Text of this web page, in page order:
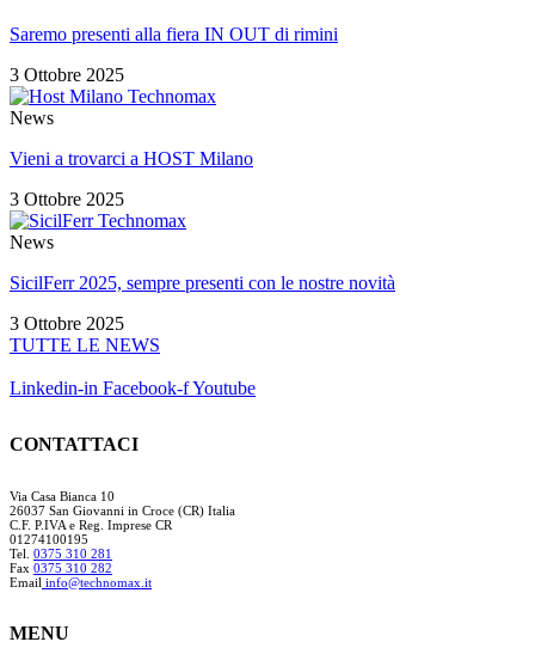
Saremo presenti alla fiera IN OUT di rimini
3 Ottobre 2025
News
Vieni a trovarci a HOST Milano
3 Ottobre 2025
News
SicilFerr 2025, sempre presenti con le nostre novità
3 Ottobre 2025
TUTTE LE NEWS
Linkedin-in Facebook-fYoutube
CONTATTACI
Via Casa Bianca 10
26037 San Giovanni in Croce (CR) Italia
C.F. P.IVA e Reg. Imprese CR
01274100195
Tel. 0375 310 281
Fax 0375 310 282
Email info@technomax.it
MENU